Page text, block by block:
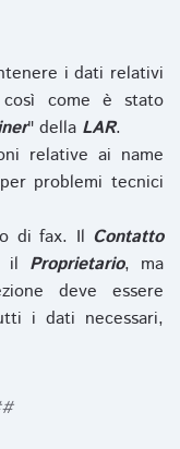
i dati relativi
come è stato
" della LAR.
relative ai name
problemi tecnici
di fax. Il Contatto
il Proprietario, ma
deve essere
i dati necessari,